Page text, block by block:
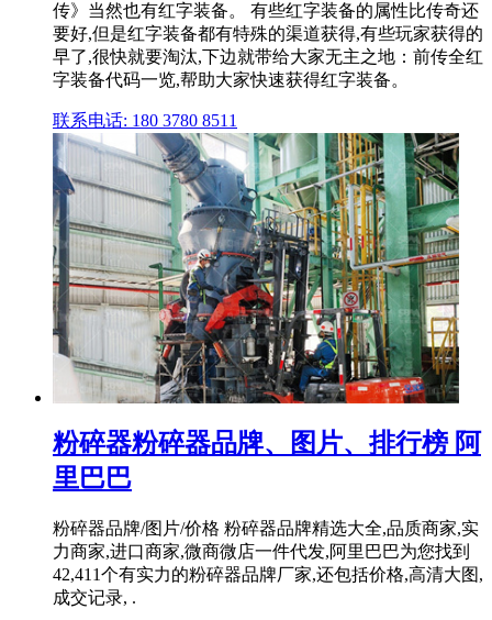
传》当然也有红字装备。 有些红字装备的属性比传奇还
要好,但是红字装备都有特殊的渠道获得,有些玩家获得的
早了,很快就要淘汰,下边就带给大家无主之地：前传全红
字装备代码一览,帮助大家快速获得红字装备。
联系电话: 180 3780 8511
粉碎器粉碎器品牌、图片、排行榜 阿
里巴巴
粉碎器品牌/图片/价格 粉碎器品牌精选大全,品质商家,实
力商家,进口商家,微商微店一件代发,阿里巴巴为您找到
42,411个有实力的粉碎器品牌厂家,还包括价格,高清大图,
成交记录, .